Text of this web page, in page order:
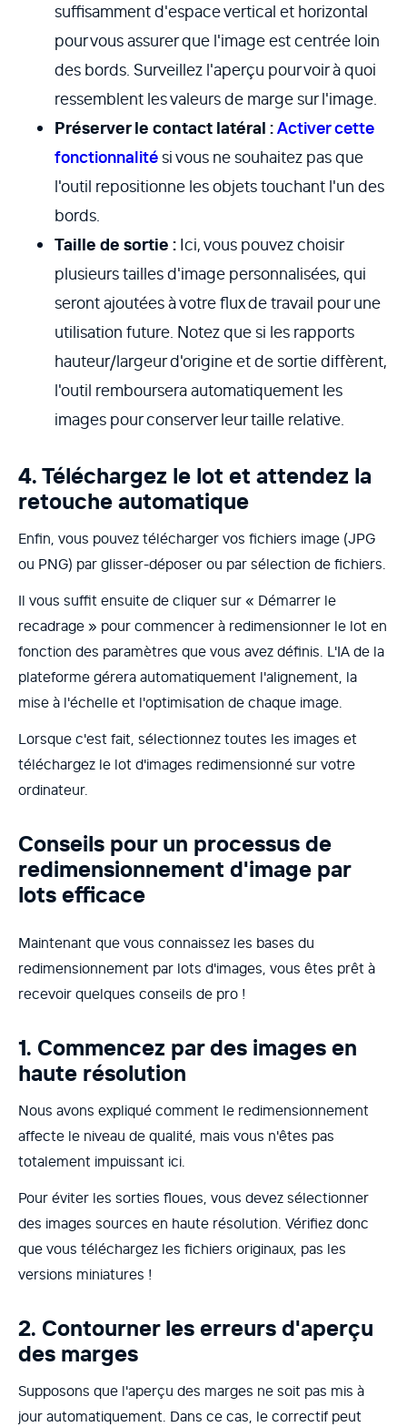
suffisamment d'espace vertical et horizontal
pour vous assurer que l'image est centrée loin
des bords. Surveillez l'aperçu pour voir à quoi
ressemblent les valeurs de marge sur l'image.
Préserver le contact latéral :Activer cette
fonctionnalitési vous ne souhaitez pas que
l'outil repositionne les objets touchant l'un des
bords.
Taille de sortie : Ici, vous pouvez choisir
plusieurs tailles d'image personnalisées, qui
seront ajoutées à votre flux de travail pour une
utilisation future. Notez que si les rapports
hauteur/largeur d'origine et de sortie diffèrent,
l'outil remboursera automatiquement les
images pour conserver leur taille relative.
4. Téléchargez le lot et attendez la
retouche automatique
Enfin, vous pouvez télécharger vos fichiers image (JPG
ou PNG) par glisser-déposer ou par sélection de fichiers.
Il vous suffit ensuite de cliquer sur « Démarrer le
recadrage » pour commencer à redimensionner le lot en
fonction des paramètres que vous avez définis. L'IA de la
plateforme gérera automatiquement l'alignement, la
mise à l'échelle et l'optimisation de chaque image.
Lorsque c'est fait, sélectionnez toutes les images et
téléchargez le lot d'images redimensionné sur votre
ordinateur.
Conseils pour un processus de
redimensionnement d'image par
lots efficace
Maintenant que vous connaissez les bases du
redimensionnement par lots d'images, vous êtes prêt à
recevoir quelques conseils de pro !
1. Commencez par des images en
haute résolution
Nous avons expliqué comment le redimensionnement
affecte le niveau de qualité, mais vous n'êtes pas
totalement impuissant ici.
Pour éviter les sorties floues, vous devez sélectionner
des images sources en haute résolution. Vérifiez donc
que vous téléchargez les fichiers originaux, pas les
versions miniatures !
2. Contourner les erreurs d'aperçu
des marges
Supposons que l'aperçu des marges ne soit pas mis à
jour automatiquement. Dans ce cas, le correctif peut